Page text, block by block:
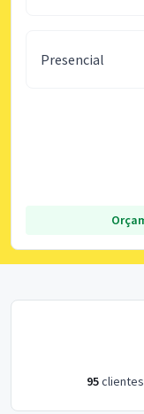
Presencial
95clientes